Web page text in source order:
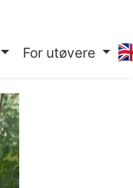
For utøvere